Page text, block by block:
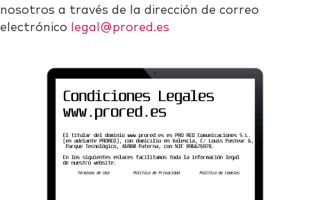
nosotros a través de la dirección de correo
electrónico
legal@prored.es